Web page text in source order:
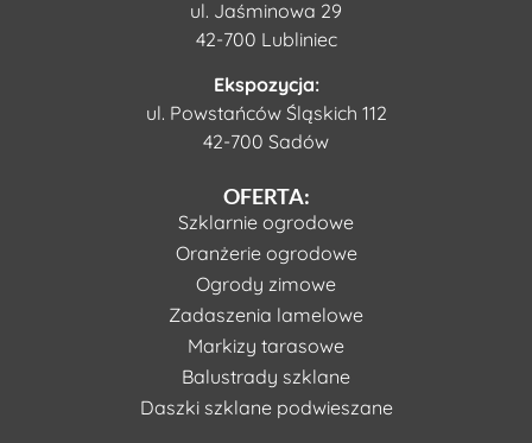
ul. Jaśminowa 29
42-700 Lubliniec
Ekspozycja:
ul. Powstańców Śląskich 112
42-700 Sadów
OFERTA:
Szklarnie ogrodowe
Oranżerie ogrodowe
Ogrody zimowe
Zadaszenia lamelowe
Markizy tarasowe
Balustrady szklane
Daszki szklane podwieszane